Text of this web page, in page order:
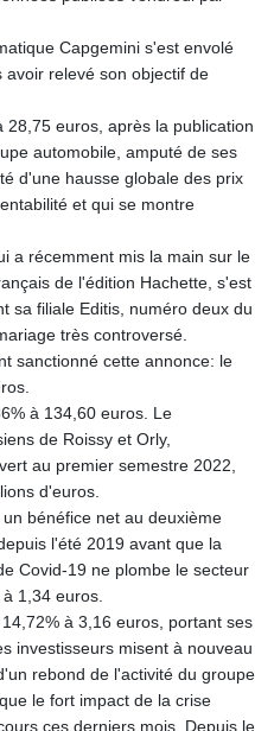
Capgemini s'est envolé
relevé son objectif de
euros, après la publication
automobile, amputé de ses
d'une hausse globale des prix
et qui se montre
a récemment mis la main sur le
de l'édition Hachette, s'est
sa filiale Editis, numéro deux du
très controversé.
sanctionné cette annonce: le
à 134,60 euros. Le
de Roissy et Orly,
au premier semestre 2022,
d'euros.
bénéfice net au deuxième
l'été 2019 avant que la
Covid-19 ne plombe le secteur
1,34 euros.
à 3,16 euros, portant ses
investisseurs misent à nouveau
rebond de l'activité du groupe
le fort impact de la crise
ces derniers mois. Depuis le